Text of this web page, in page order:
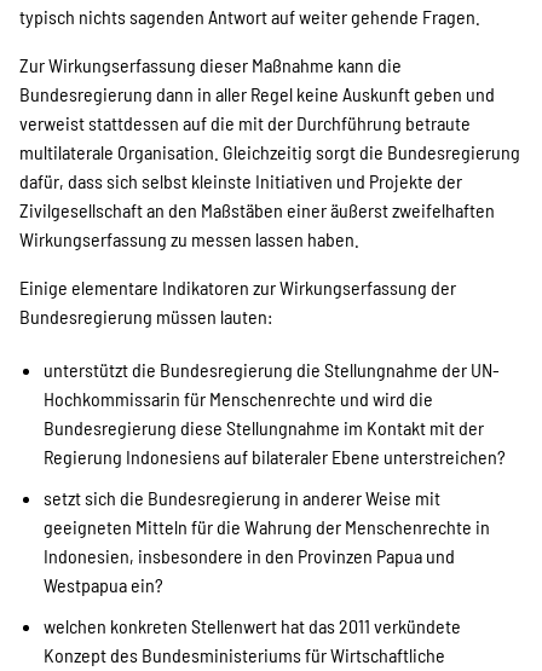
typisch nichts sagenden Antwort auf weiter gehende Fragen.
Zur Wirkungserfassung dieser Maßnahme kann die
Bundesregierung dann in aller Regel keine Auskunft geben und
verweist stattdessen auf die mit der Durchführung betraute
multilaterale Organisation. Gleichzeitig sorgt die Bundesregierung
dafür, dass sich selbst kleinste Initiativen und Projekte der
Zivilgesellschaft an den Maßstäben einer äußerst zweifelhaften
Wirkungserfassung zu messen lassen haben.
Einige elementare Indikatoren zur Wirkungserfassung der
Bundesregierung müssen lauten:
unterstützt die Bundesregierung die Stellungnahme der UN-
Hochkommissarin für Menschenrechte und wird die
Bundesregierung diese Stellungnahme im Kontakt mit der
Regierung Indonesiens auf bilateraler Ebene unterstreichen?
setzt sich die Bundesregierung in anderer Weise mit
geeigneten Mitteln für die Wahrung der Menschenrechte in
Indonesien, insbesondere in den Provinzen Papua und
Westpapua ein?
welchen konkreten Stellenwert hat das 2011 verkündete
Konzept des Bundesministeriums für Wirtschaftliche